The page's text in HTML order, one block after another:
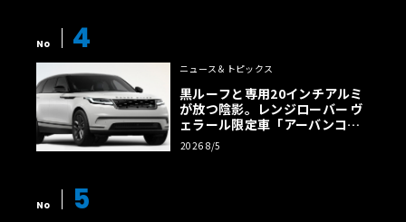
No 4
ニュース＆トピックス
黒ルーフと専用20インチアルミ
が放つ陰影。レンジローバー ヴ
ェラール限定車「アーバンコン
トラスト・エディション」登場
2026 8/5
No 5